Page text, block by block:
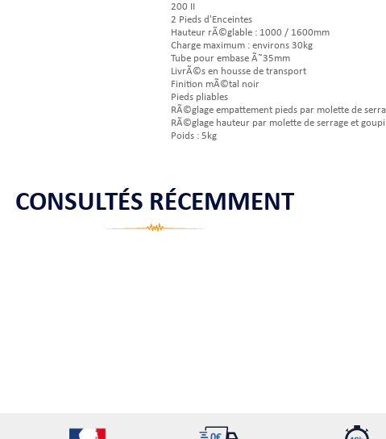
200 II
2 Pieds d'Enceintes
Hauteur rÃ©glable : 1000 / 1600mm
Charge maximum : environs 30kg
Tube pour embase Ã˜35mm
LivrÃ©s en housse de transport
Finition mÃ©tal noir
Pieds pliables
RÃ©glage empattement pieds par molette de
RÃ©glage hauteur par molette de serrage et
Poids : 5kg
CONSULTÉS RÉCEMMENT